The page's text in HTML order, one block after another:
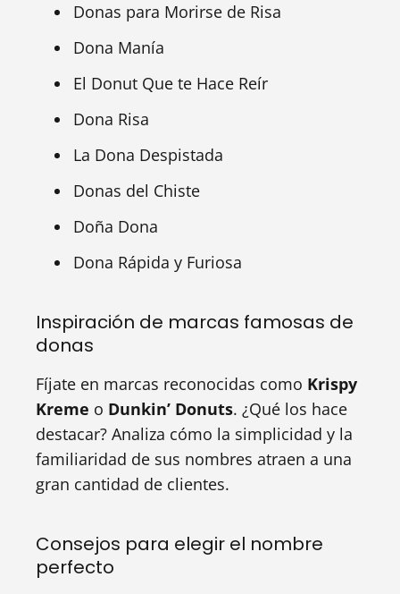
Donas para Morirse de Risa
Dona Manía
El Donut Que te Hace Reír
Dona Risa
La Dona Despistada
Donas del Chiste
Doña Dona
Dona Rápida y Furiosa
Inspiración de marcas famosas de
donas
Fíjate en marcas reconocidas como Krispy
Kreme o Dunkin’ Donuts. ¿Qué los hace
destacar? Analiza cómo la simplicidad y la
familiaridad de sus nombres atraen a una
gran cantidad de clientes.
Consejos para elegir el nombre
perfecto